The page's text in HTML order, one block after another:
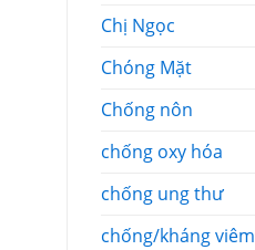
Chị Ngọc
Chóng Mặt
Chống nôn
chống oxy hóa
chống ung thư
chống/kháng viêm